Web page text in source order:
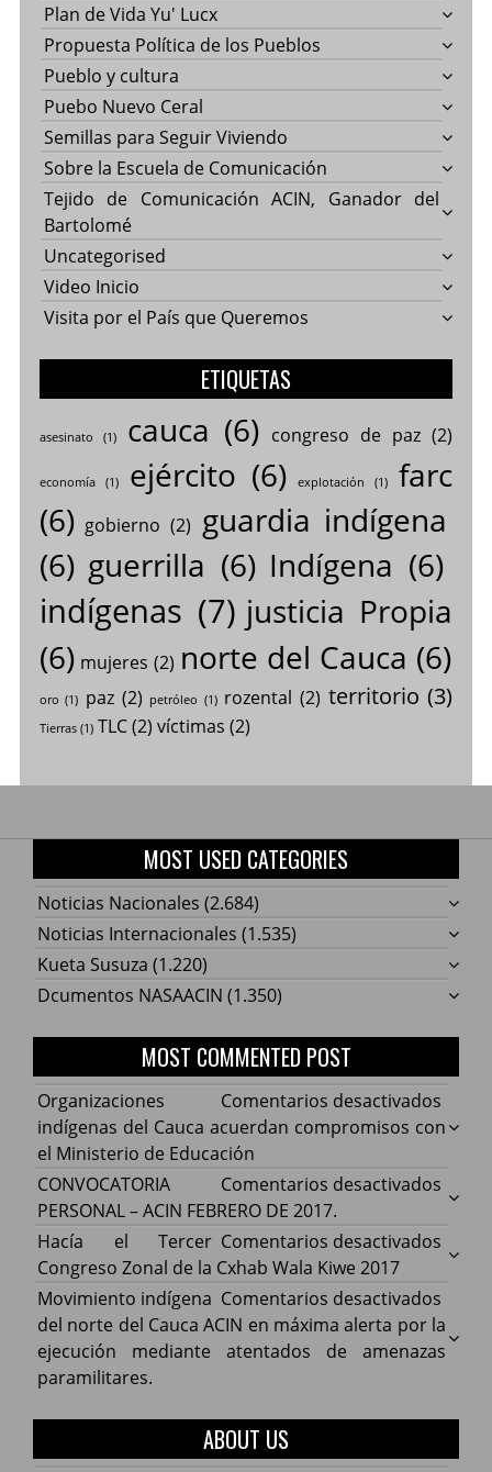
Plan de Vida Yu' Lucx
Propuesta Política de los Pueblos
Pueblo y cultura
Puebo Nuevo Ceral
Semillas para Seguir Viviendo
Sobre la Escuela de Comunicación
Tejido de Comunicación ACIN, Ganador del
Bartolomé
Uncategorised
Video Inicio
Visita por el País que Queremos
ETIQUETAS
asesinato (1) cauca (6) congreso de paz(2)
economía(1) ejército (6) explotación (1)
farc
(6) gobierno (2) guardia indígena
(6) guerrilla (6) Indígena (6)
indígenas (7) justicia Propia
(6) mujeres (2) norte del Cauca (6)
oro (1) paz (2) petróleo (1) rozental (2) territorio (3)
Tierras(1) TLC(2) víctimas (2)
MOST USED CATEGORIES
Noticias Nacionales (2.684)
Noticias Internacionales (1.535)
Kueta Susuza (1.220)
Dcumentos NASAACIN (1.350)
MOST COMMENTED POST
Comentarios desactivados
Cauca
con
de
Organizaciones
indígenas del Cauca acuerdan compromisos con
el Ministerio de Educación
Comentarios desactivados
ACIN
DE
CONVOCATORIA
PERSONAL – ACIN FEBRERO DE 2017.
Comentarios desactivados
Hacía
la
Hacía el Tercer
Congreso Zonal de la Cxhab Wala Kiwe 2017
Comentarios desactivados
Cauca
Movimiento indígena
del norte del Cauca ACIN en máxima alerta por la
ejecución mediante atentados de amenazas
paramilitares.
ABOUT US